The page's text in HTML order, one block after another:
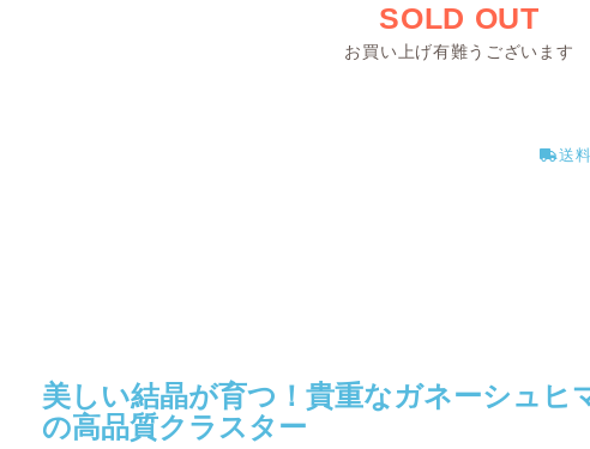
SOLD OUT
お買い上げ有難うございます
送
美しい結晶が育つ！貴重なガネーシュヒ
の高品質クラスター